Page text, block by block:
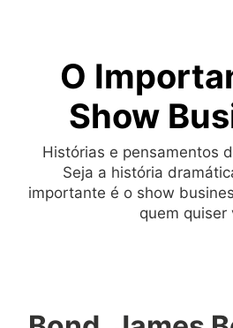
O
Show
Histórias e pensamentos
Seja a história
importante é o show
quem quiser